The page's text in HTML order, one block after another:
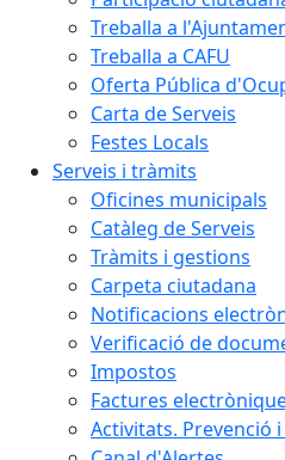
Treballa a
Treballa a CAFU
Oferta Pública
Carta de Serveis
Festes Locals
Serveis i tràmits
Oficines municipals
Catàleg de Serveis
Tràmits i gestions
Carpeta ciutadana
Notificacions
Verificació de
Impostos
Factures
Activitats. Prevenció